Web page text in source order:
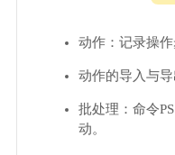
动作：记录操
动作的导入与导
批处理：命令
动。